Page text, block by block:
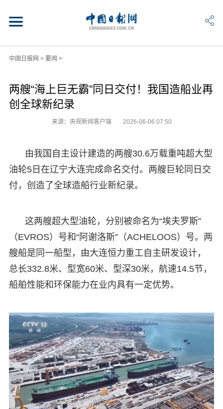
中国日报网 > 要闻 >
两艘“海上巨无霸”同日交付！我国造船业再
创全球新纪录
来源：央视新闻客户端 2026-06-06 07:50
由我国自主设计建造的两艘30.6万载重吨超大型
油轮5日在辽宁大连完成命名交付。两艘巨轮同日交
付，创造了全球造船行业新纪录。
这两艘超大型油轮，分别被命名为“埃夫罗斯”
（EVROS）号和“阿谢洛斯”（ACHELOOS）号。两
艘船是同一船型，由大连恒力重工自主研发设计，
总长332.8米、型宽60米、型深30米，航速14.5节，
船舶性能和环保能力在业内具有一定优势。